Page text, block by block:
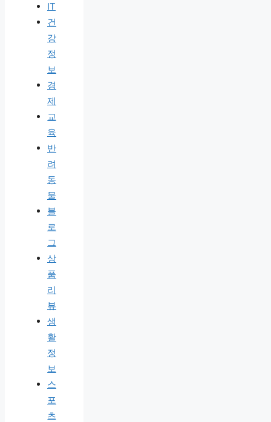
IT
건
강
정
보
경
제
교
육
반
려
동
물
블
로
그
상
품
리
뷰
생
활
정
보
스
포
츠